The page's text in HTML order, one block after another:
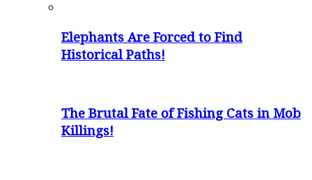
Elephants Are Forced to Find
Historical Paths!
The Brutal Fate of Fishing Cats in Mob
Killings!